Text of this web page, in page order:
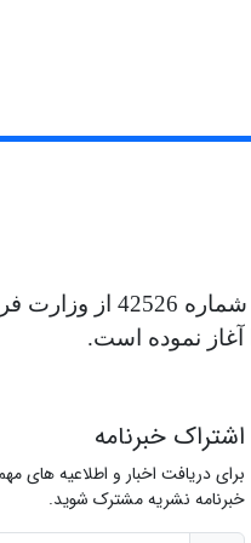
نشریه فصلنامه "انگاره های نو در تحقیقات
آغاز نموده است.
اشتراک خبرنامه
برای دریافت اخبار و اطلاعیه های
خبرنامه نشریه مشترک شوید.